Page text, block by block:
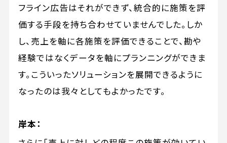
フライン広告はそれができず、統合的に施策を評
価する手段を持ち合わせていませんでした。しか
し、売上を軸に各施策を評価できることで、勘や
経験ではなくデータを軸にプランニングができま
す。こういったソリューションを展開できるように
なったのは我々としてもよかったです。
岸本：